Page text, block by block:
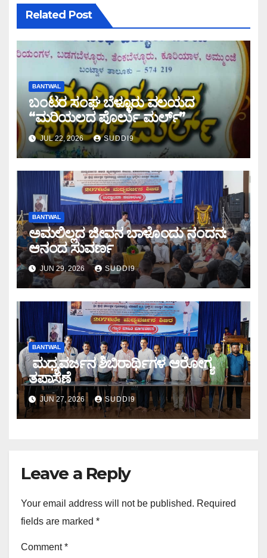
Related Post
BANTWAL
ಬಂಟರ ಸಂಘ ಬೆಳ್ಳೂರು ವಲಯದ
“ಮರಿಯಲದ ಪೊರ್ಲು ಮರ್ಲ್‌”
JUL 22, 2026 SUDDI9
BANTWAL
ಅಮಲಿಲ್ಲದ ಜೀವನ ಬಾಳೊಂದು ನಂದನ:
ಆನಂದ ಸುವರ್ಣ
JUN 29, 2026 SUDDI9
BANTWAL
ಮಧ್ಯವರ್ಜನ ಶಿಬಿರಾರ್ಥಿಗಳ ಆರೋಗ್ಯ
ತಪಾಸಣೆ
JUN 27, 2026 SUDDI9
Leave a Reply
Your email address will not be published. Required
fields are marked *
Comment*